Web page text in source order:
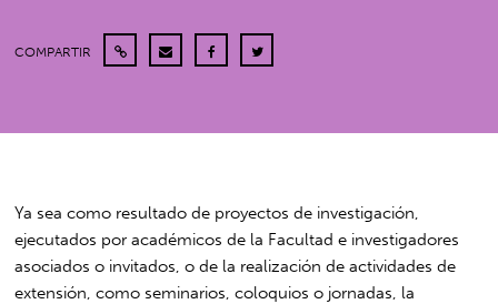
COMPARTIR
Ya sea como resultado de proyectos de investigación,
ejecutados por académicos de la Facultad e investigadores
asociados o invitados, o de la realización de actividades de
extensión, como seminarios, coloquios o jornadas, la